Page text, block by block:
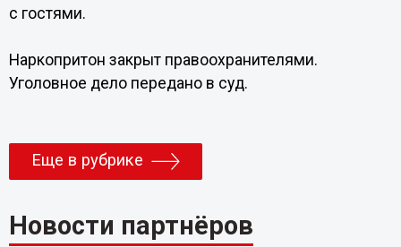
с гостями.
Наркопритон закрыт правоохранителями.
Уголовное дело передано в суд.
Еще в рубрике
Новости партнёров